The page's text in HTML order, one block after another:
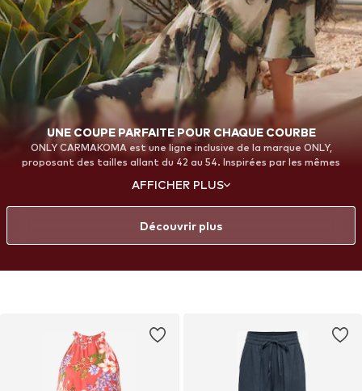
UNE COUPE PARFAITE POUR CHAQUE COURBE
ONLY CARMAKOMA est une ligne inclusive de la marque ONLY,
proposant des tailles allant du 42 au 54. Inspirées par les mêmes
en mettant l’accent sur la coupe, le confort et la confiance en soi. Des
incontournables du quotidien aux looks audacieux, chaque pièce est
créée pour mettre en valeur vos courbes et vous offrir une coupe
flatteuse, afin que chaque femme puisse se sentir sûre d'elle et
AFFICHER PLUS
Découvrir plus